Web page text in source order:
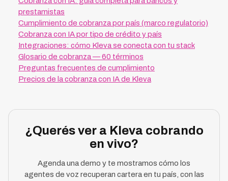
prestamistas
Cumplimiento de cobranza por país (marco regulatorio)
Cobranza con IA por tipo de crédito y país
Integraciones: cómo Kleva se conecta con tu stack
Glosario de cobranza — 60 términos
Preguntas frecuentes de cumplimiento
Precios de la cobranza con IA de Kleva
¿Querés ver a Kleva cobrando
en vivo?
Agenda una demo y te mostramos cómo los
agentes de voz recuperan cartera en tu país, con las